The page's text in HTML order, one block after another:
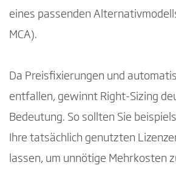
eines passenden
MCA).
Da Preisfixierungen und
entfallen, gewinnt Right-Sizing
Bedeutung. So sollten Sie
Ihre tatsächlich genutzten
lassen, um unnötige Mehrkosten